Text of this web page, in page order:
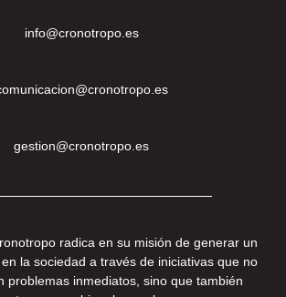
info@cronotropo.es
gestion@cronotropo.es
radica en su misión de generar un
la sociedad a través de iniciativas que no
problemas inmediatos, sino que también